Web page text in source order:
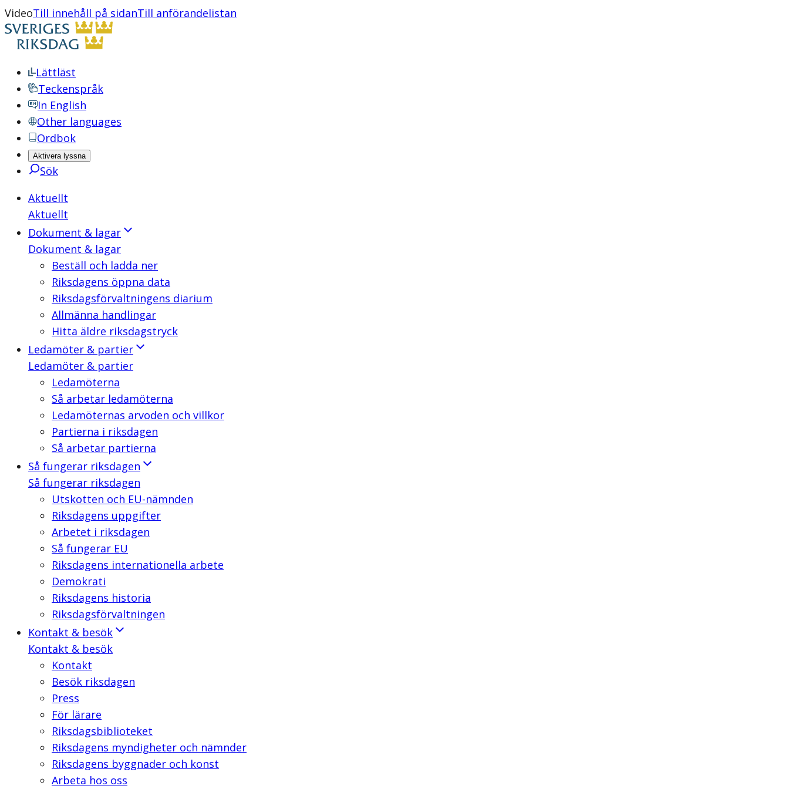
VideoTill innehåll på sidanTill anförandelistan
Lättläst
Teckenspråk
In English
Other languages
Ordbok
Aktivera lyssna
Sök
Aktuellt
Aktuellt
Dokument & lagar
Dokument & lagar
Beställ och ladda ner
Riksdagens öppna data
Riksdagsförvaltningens diarium
Allmänna handlingar
Hitta äldre riksdagstryck
Ledamöter & partier
Ledamöter & partier
Ledamöterna
Så arbetar ledamöterna
Ledamöternas arvoden och villkor
Partierna i riksdagen
Så arbetar partierna
Så fungerar riksdagen
Så fungerar riksdagen
Utskotten och EU-nämnden
Riksdagens uppgifter
Arbetet i riksdagen
Så fungerar EU
Riksdagens internationella arbete
Demokrati
Riksdagens historia
Riksdagsförvaltningen
Kontakt & besök
Kontakt & besök
Kontakt
Besök riksdagen
Press
För lärare
Riksdagsbiblioteket
Riksdagens myndigheter och nämnder
Riksdagens byggnader och konst
Arbeta hos oss